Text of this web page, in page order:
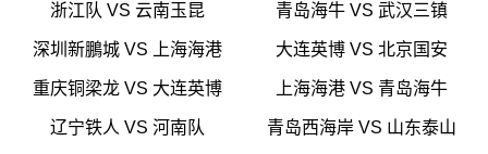
浙江队 VS 云南玉昆 青岛海牛 VS 武汉三镇
深圳新鵬城 VS 上海海港 大连英博 VS 北京国安
重庆铜梁龙 VS 大连英博 上海海港 VS 青岛海牛
辽宁铁人 VS 河南队 青岛西海岸 VS 山东泰山